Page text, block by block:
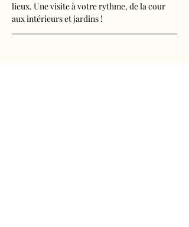
lieux. Une visite à votre rythme, de la cour
aux intérieurs et jardins !